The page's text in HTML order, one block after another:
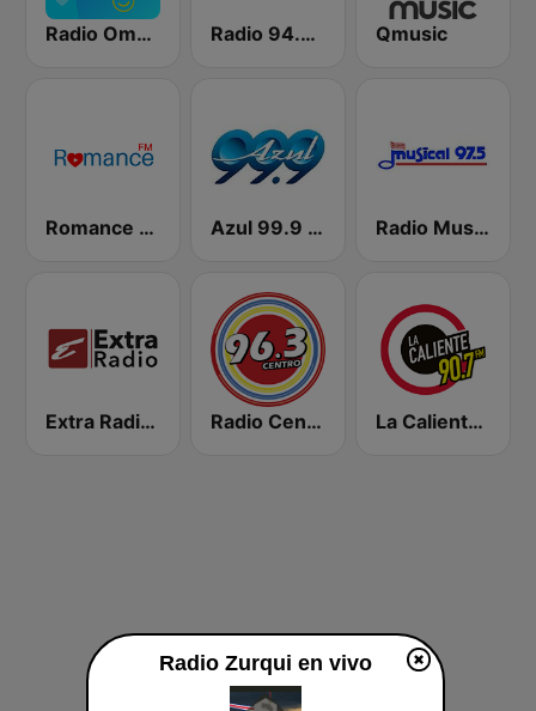
Radio Omega Stereo Radio 94.7 FM Qmusic
Romance FM Azul 99.9 FM Radio Musical
Extra Radio 92.3 FM Radio Centro 96.3 FM La Caliente 90.7 FM
Radio Zurqui en vivo